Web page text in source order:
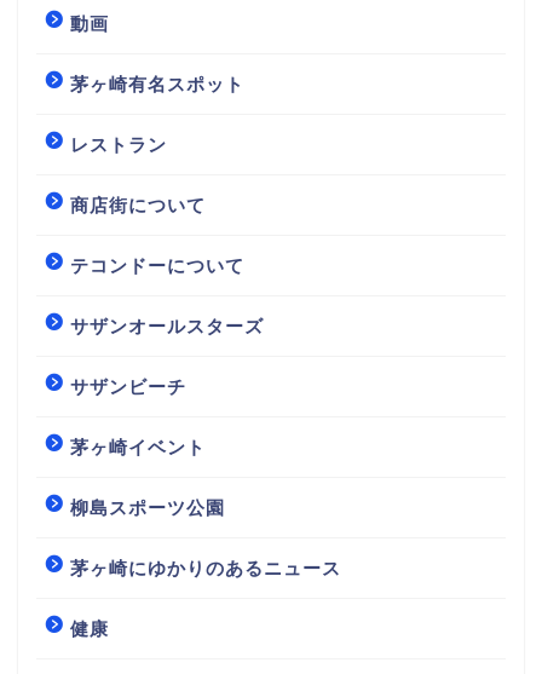
動画
茅ヶ崎有名スポット
レストラン
商店街について
テコンドーについて
サザンオールスターズ
サザンビーチ
茅ヶ崎イベント
柳島スポーツ公園
茅ヶ崎にゆかりのあるニュース
健康